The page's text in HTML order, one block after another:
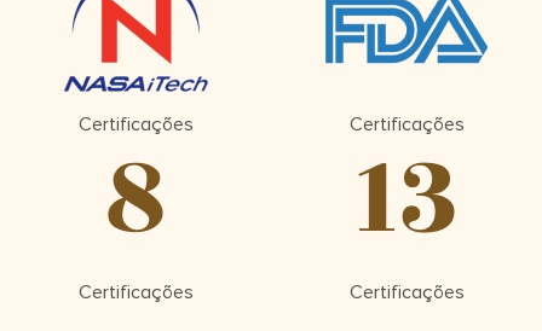
Certificações Certificações
Certificações Certificações